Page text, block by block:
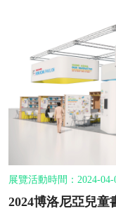
展覽活動時間：2024-04-
2024博洛尼亞兒童